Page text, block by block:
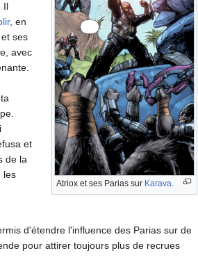
Atriox et ses Parias sur Karava.
Il
, en
ses
avec
et
de la
les
d'étendre l'influence des Parias sur de
pour attirer toujours plus de recrues